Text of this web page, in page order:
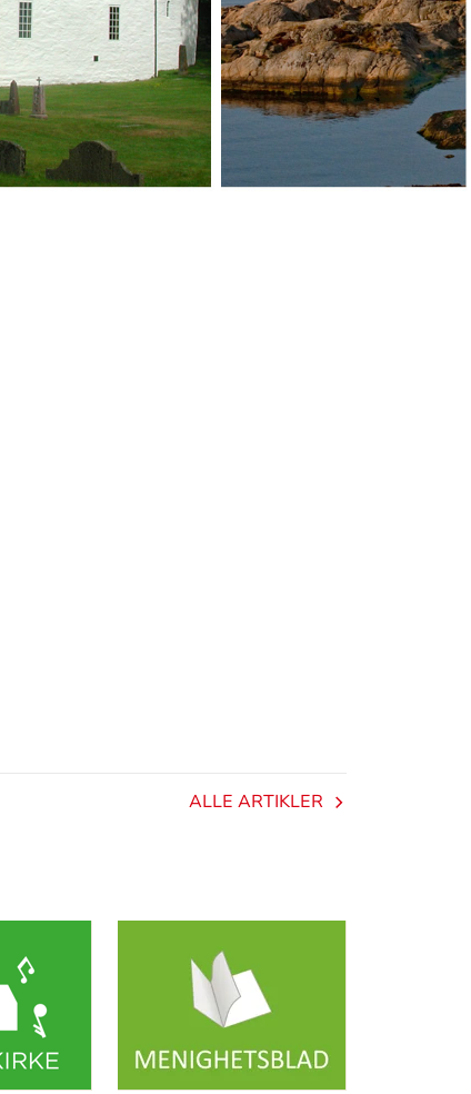
ALLE ARTIKLER